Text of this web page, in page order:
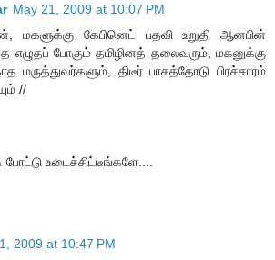
May 21, 2009 at 10:07 PM
மகளுக்கு கேபினெட் பதவி உறுதி ஆனபின்
எழுதப் போகும் தமிழினத் தலைவரும், மகனுக்கு
மருத்துவர்களும், திடீர் பாசத்தோடு பிரச்சாரம்
//
உடைச்சிட்டீங்களே....
2009 at 10:47 PM